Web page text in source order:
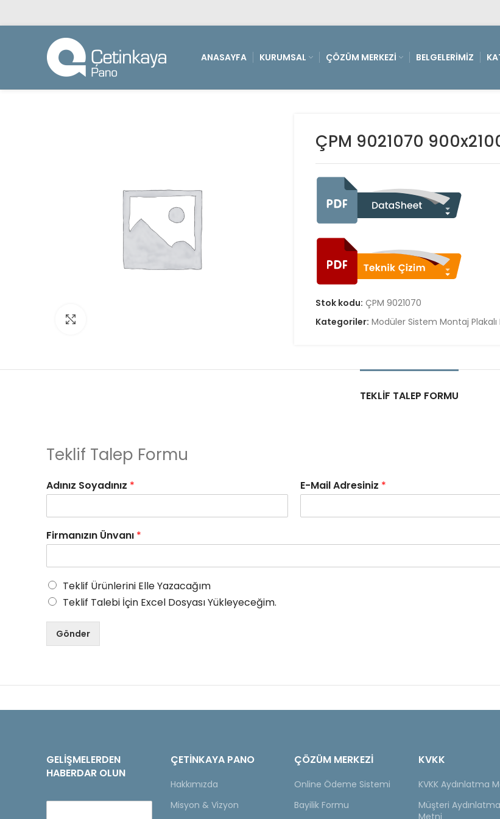
ANASAYFA KURUMSAL ÇÖZÜM MERKEZI BELGELERIMIZ
ÇPM 9021070
Stok kodu: ÇPM 9021070
Kategoriler: Modüler Sistem Montaj Plakalı
TEKLIF TALEP FORMU
Teklif Talep Formu
Adınız Soyadınız * E-Mail Adresiniz *
Firmanızın Ünvanı *
Teklif Ürünlerini Elle Yazacağım
Teklif Talebi İçin Excel Dosyası Yükleyeceğim.
Gönder
GELIŞMELERDEN
HABERDAR OLUN
ÇETINKAYA PANO
Hakkımızda
Misyon & Vizyon
ÇÖZÜM MERKEZİ
Online Ödeme Sistemi
Bayilik Formu
KVKK
KVKK Aydınlatma
Müşteri Aydınlatma
Metni